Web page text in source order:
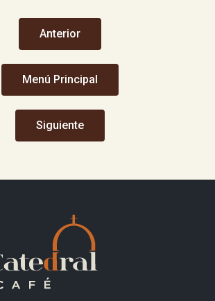
Anterior
Menú Principal
Siguiente